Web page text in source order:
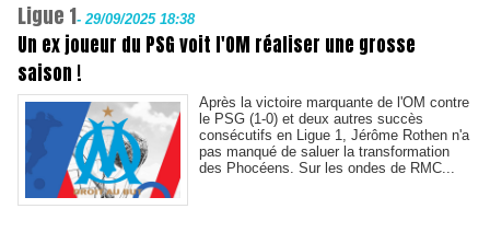
Ligue 1- 29/09/2025 18:38
Un ex joueur du PSG voit l'OM réaliser une grosse
saison !
Après la victoire marquante de l'OM contre
le PSG (1-0) et deux autres succès
consécutifs en Ligue 1, Jérôme Rothen n'a
pas manqué de saluer la transformation
des Phocéens. Sur les ondes de RMC...